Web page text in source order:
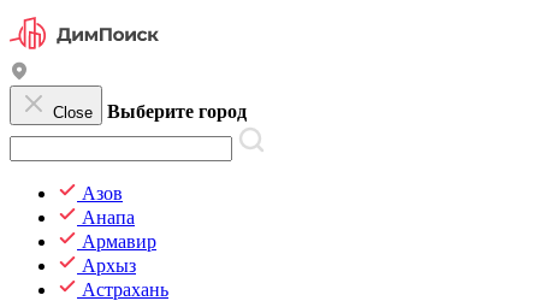
Close Выберите город
Азов
Анапа
Армавир
Архыз
Астрахань